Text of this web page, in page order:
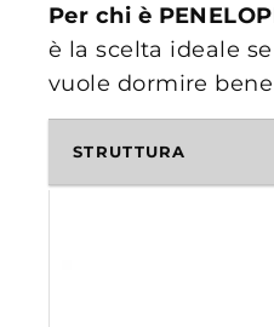
Per chi è
è la scelta ideale
vuole dormire
STRUTTURA